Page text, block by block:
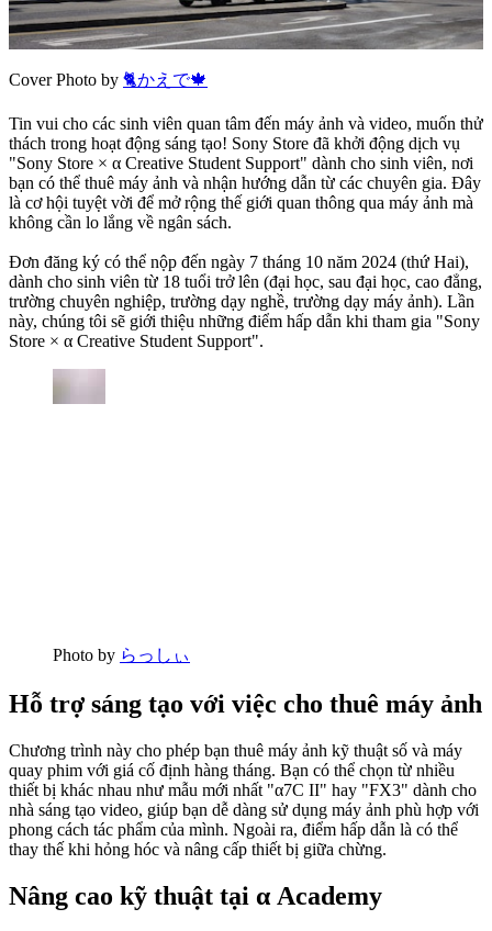
Cover Photo by 🐈かえで🍁
Tin vui cho các sinh viên quan tâm đến máy ảnh và video, muốn thử
thách trong hoạt động sáng tạo! Sony Store đã khởi động dịch vụ
"Sony Store × α Creative Student Support" dành cho sinh viên, nơi
bạn có thể thuê máy ảnh và nhận hướng dẫn từ các chuyên gia. Đây
là cơ hội tuyệt vời để mở rộng thế giới quan thông qua máy ảnh mà
không cần lo lắng về ngân sách.
Đơn đăng ký có thể nộp đến ngày 7 tháng 10 năm 2024 (thứ Hai),
dành cho sinh viên từ 18 tuổi trở lên (đại học, sau đại học, cao đẳng,
trường chuyên nghiệp, trường dạy nghề, trường dạy máy ảnh). Lần
này, chúng tôi sẽ giới thiệu những điểm hấp dẫn khi tham gia "Sony
Store × α Creative Student Support".
Photo by らっしぃ
Hỗ trợ sáng tạo với việc cho thuê máy ảnh
Chương trình này cho phép bạn thuê máy ảnh kỹ thuật số và máy
quay phim với giá cố định hàng tháng. Bạn có thể chọn từ nhiều
thiết bị khác nhau như mẫu mới nhất "α7C II" hay "FX3" dành cho
nhà sáng tạo video, giúp bạn dễ dàng sử dụng máy ảnh phù hợp với
phong cách tác phẩm của mình. Ngoài ra, điểm hấp dẫn là có thể
thay thế khi hỏng hóc và nâng cấp thiết bị giữa chừng.
Nâng cao kỹ thuật tại α Academy